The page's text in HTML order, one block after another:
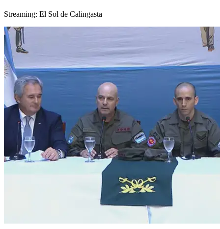
Streaming: El Sol de Calingasta